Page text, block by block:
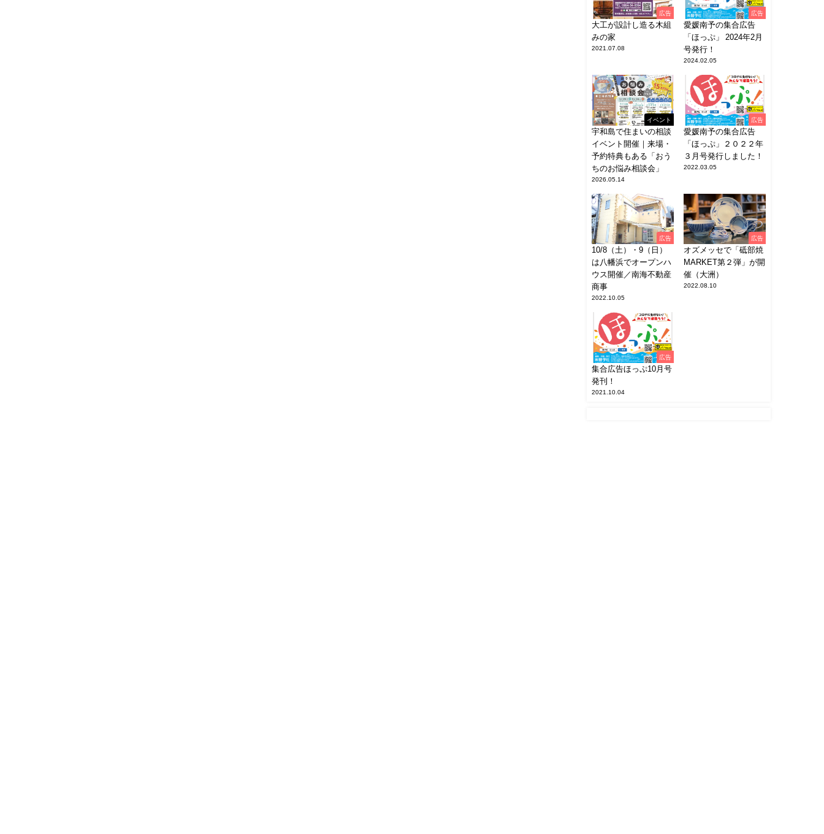
広告
大工が設計し造る木組
みの家
2021.07.08
広告
愛媛南予の集合広告
「ほっぷ」 2024年2月
号発行！
2024.02.05
イベント
宇和島で住まいの相談
イベント開催｜来場・
予約特典もある「おう
ちのお悩み相談会」
2026.05.14
広告
愛媛南予の集合広告
「ほっぷ」２０２２年
３月号発行しました！
2022.03.05
広告
10/8（土）・9（日）
は八幡浜でオープンハ
ウス開催／南海不動産
商事
2022.10.05
広告
オズメッセで「砥部焼
MARKET第２弾」が開
催（大洲）
2022.08.10
広告
集合広告ほっぷ10月号
発刊！
2021.10.04